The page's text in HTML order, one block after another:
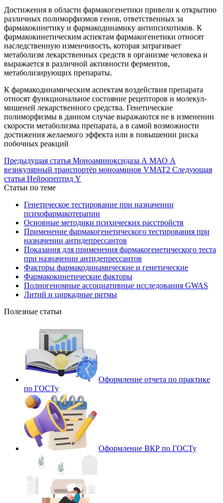
Достижения в области фармакогенетики привели к открытию
различных полиморфизмов генов, ответственных за
фармакокинетику и фармакодинамику антипсихотиков. К
фармакокинетическим аспектам фармакогенетики относят
наследственную изменчивость, которая затрагивает
метаболизм лекарственных средств в организме человека и
выражается в различной активности ферментов,
метаболизирующих препараты.
К фармакодинамическим аспектам воздействия препарата
относят функциональное состояние рецепторов и молекул-
мишеней лекарственного средства. Генетические
полиморфизмы в данном случае выражаются не в изменении
скорости метаболизма препарата, а в самой возможности
достижения желаемого эффекта или в повышении риска
побочных реакций
Предыдущая статья Моноаминоксидаза А МАО А
везикулярный транспортёр моноаминов VMAT2 Следующая
статья Нейропептид Y
Статьи по теме
Генетическое тестирование при назначении
психофармакотерапии
Основные методики психических расстройств
Применение фармакогенетического тестирования при
назначении антидепрессантов
Показания для применения фармакогенетического теста
при назначении антидепрессантов
Факторы фармакодинамические и генетические
Фармакокинетические факторы
Полногеномные ассоциативные исследования GWAS
Литий и циркадные ритмы
Полезные статьи
Оформление отчета по практике
по ГОСТу
Оформление ВКР по ГОСТу